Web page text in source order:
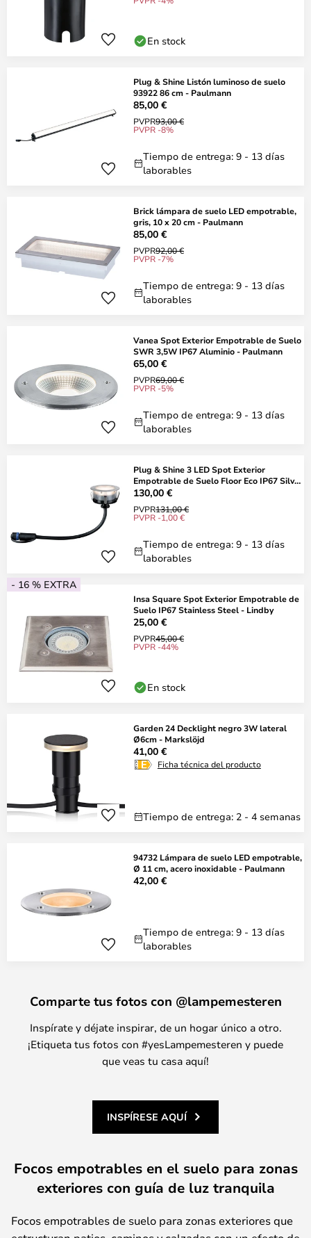
En stock
Plug & Shine Listón luminoso de suelo
93922 86 cm - Paulmann
85,00 €
PVPR93,00 €
PVPR -8%
Tiempo de entrega: 9 - 13 días
laborables
Brick lámpara de suelo LED empotrable,
gris, 10 x 20 cm - Paulmann
85,00 €
PVPR92,00 €
PVPR -7%
Tiempo de entrega: 9 - 13 días
laborables
Vanea Spot Exterior Empotrable de Suelo
SWR 3,5W IP67 Aluminio - Paulmann
65,00 €
PVPR69,00 €
PVPR -5%
Tiempo de entrega: 9 - 13 días
laborables
Plug & Shine 3 LED Spot Exterior
Empotrable de Suelo Floor Eco IP67 Silver
- Pau
130,00 €
PVPR131,00 €
PVPR -1,00 €
Tiempo de entrega: 9 - 13 días
laborables
- 16 % EXTRA
Insa Square Spot Exterior Empotrable de
Suelo IP67 Stainless Steel - Lindby
25,00 €
PVPR45,00 €
PVPR -44%
En stock
Garden 24 Decklight negro 3W lateral
Ø6cm - Markslöjd
41,00 €
Ficha técnica del producto
Tiempo de entrega: 2 - 4 semanas
94732 Lámpara de suelo LED empotrable,
Ø 11 cm, acero inoxidable - Paulmann
42,00 €
Tiempo de entrega: 9 - 13 días
laborables
Comparte tus fotos con @lampemesteren
Inspírate y déjate inspirar, de un hogar único a otro.
¡Etiqueta tus fotos con #yesLampemesteren y puede
que veas tu casa aquí!
INSPÍRESE AQUÍ
Focos empotrables en el suelo para zonas
exteriores con guía de luz tranquila
Focos empotrables de suelo para zonas exteriores que